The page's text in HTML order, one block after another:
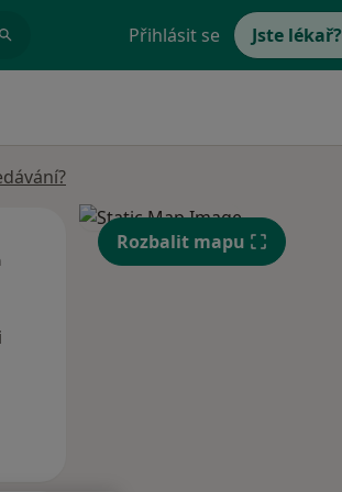
Přihlásit se Jste lékař?
Čt Pá
14 Srpen
Rozbalit mapu